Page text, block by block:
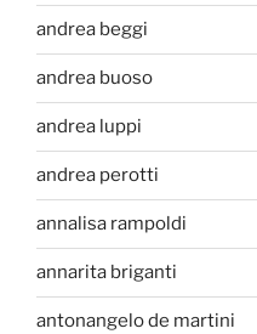
andrea beggi
andrea buoso
andrea luppi
andrea perotti
annalisa rampoldi
annarita briganti
antonangelo de martini